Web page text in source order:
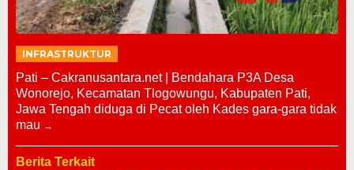
INFRASTRUKTUR
Pati – Cakranusantara.net | Bendahara P3A Desa
Wonorejo, Kecamatan Tlogowungu, Kabupaten Pati,
Jawa Tengah diduga di Pecat oleh Kades gara-gara tidak
mau
Berita Terkait